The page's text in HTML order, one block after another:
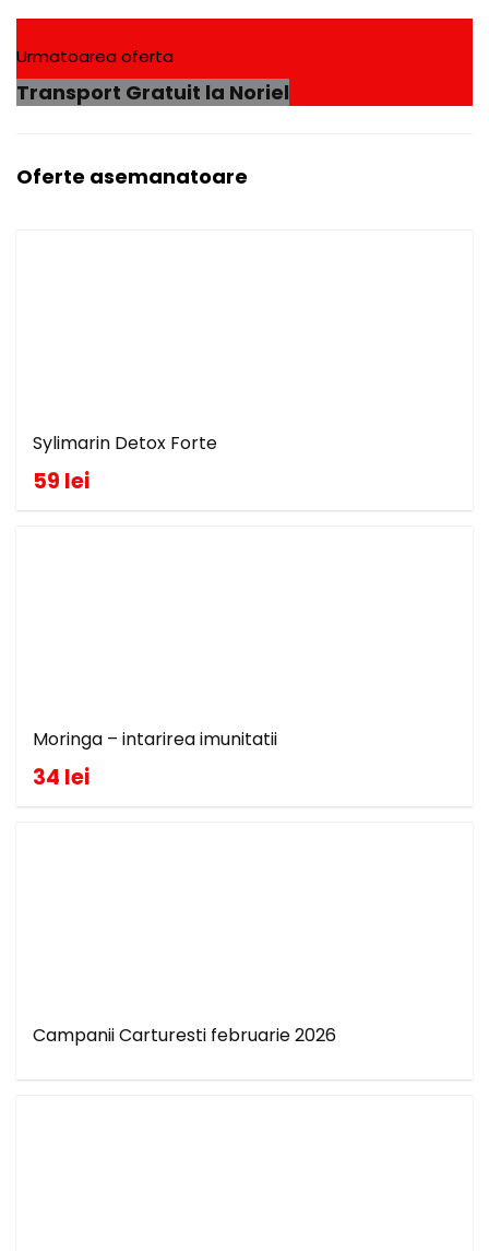
Urmatoarea oferta
Transport Gratuit la Noriel
Oferte asemanatoare
Sylimarin Detox Forte
59 lei
Moringa – intarirea imunitatii
34 lei
Campanii Carturesti februarie 2026